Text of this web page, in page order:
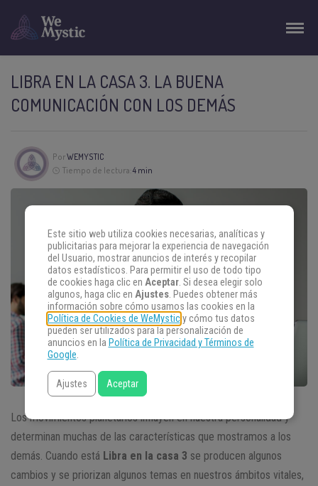
LIBRA EN LA CASA 3. LA BUENA
COMUNICACIÓN CON LOS DEMÁS
PorWEMYSTIC
Tiempo de lectura:4 min
Los movimientos planetarios influyen en nuestra personalidad y
determinan muchas de las características que mostramos a los
demás. Cuando está Libra en la casa 3 se producen algunos
cambios y se priorizan algunos temas en nuestros ámbitos vitales,
Este sitio web utiliza cookies necesarias, analíticas y
publicitarias para mejorar la experiencia de navegación
del Usuario, mostrar anuncios de interés y recopilar
datos estadísticos. Para permitir el uso de todo tipo
de cookies haga clic en Aceptar. Si desea elegir solo
algunos, haga clic en Ajustes. Puedes obtener más
información sobre cómo usamos las cookies en la
Política de Cookies de WeMysticy cómo tus datos
pueden ser utilizados para la personalización de
anuncios en la Política de Privacidad y Términos de
Google.
Ajustes Aceptar